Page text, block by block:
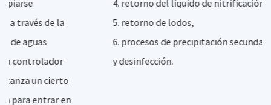
4. retorno del líquido de nitrificación,
5. retorno de lodos,
6. procesos de precipitación secundaria, ventilación
y desinfección.